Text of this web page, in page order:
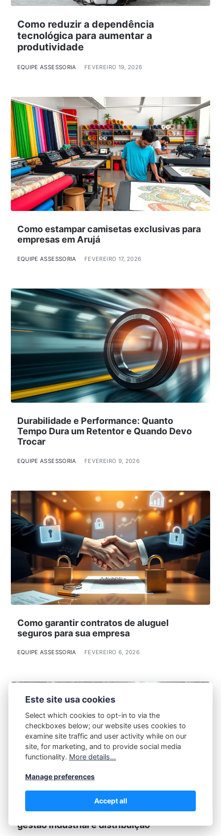
Como reduzir a dependência
tecnológica para aumentar a
produtividade
EQUIPE ASSESSORIA FEVEREIRO 19, 2026
Como estampar camisetas exclusivas para
empresas em Arujá
EQUIPE ASSESSORIA FEVEREIRO 17, 2026
Durabilidade e Performance: Quanto
Tempo Dura um Retentor e Quando Devo
Trocar
EQUIPE ASSESSORIA FEVEREIRO 9, 2026
Como garantir contratos de aluguel
seguros para sua empresa
EQUIPE ASSESSORIA FEVEREIRO 6, 2026
Como escolher a melhor plataforma para
gestão industrial e distribuição
Este site usa cookies
Select which cookies to opt-in to via the
checkboxes below; our website uses cookies to
examine site traffic and user activity while on our
site, for marketing, and to provide social media
functionality. More details...
Manage preferences
Accept all